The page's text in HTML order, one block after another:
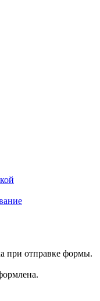
при отправке формы.